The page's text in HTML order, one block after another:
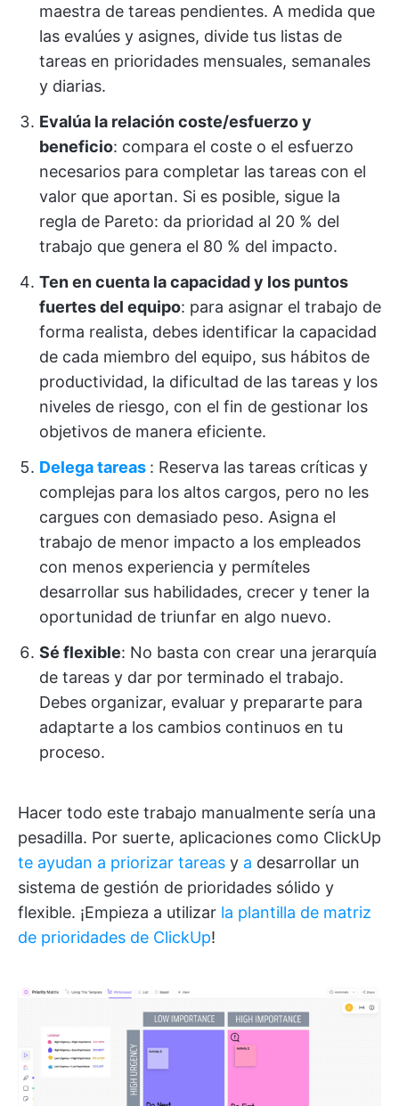
maestra de tareas pendientes. A medida que
las evalúes y asignes, divide tus listas de
tareas en prioridades mensuales, semanales
y diarias.
Evalúa la relación coste/esfuerzo y
beneficio: compara el coste o el esfuerzo
necesarios para completar las tareas con el
valor que aportan. Si es posible, sigue la
regla de Pareto: da prioridad al 20 % del
trabajo que genera el 80 % del impacto.
Ten en cuenta la capacidad y los puntos
fuertes del equipo: para asignar el trabajo de
forma realista, debes identificar la capacidad
de cada miembro del equipo, sus hábitos de
productividad, la dificultad de las tareas y los
niveles de riesgo, con el fin de gestionar los
objetivos de manera eficiente.
Delega tareas : Reserva las tareas críticas y
complejas para los altos cargos, pero no les
cargues con demasiado peso. Asigna el
trabajo de menor impacto a los empleados
con menos experiencia y permíteles
desarrollar sus habilidades, crecer y tener la
oportunidad de triunfar en algo nuevo.
Sé flexible: No basta con crear una jerarquía
de tareas y dar por terminado el trabajo.
Debes organizar, evaluar y prepararte para
adaptarte a los cambios continuos en tu
proceso.
Hacer todo este trabajo manualmente sería una
pesadilla. Por suerte, aplicaciones como ClickUp
te ayudan a priorizar tareas y a desarrollar un
sistema de gestión de prioridades sólido y
flexible. ¡Empieza a utilizar la plantilla de matriz
de prioridades de ClickUp!